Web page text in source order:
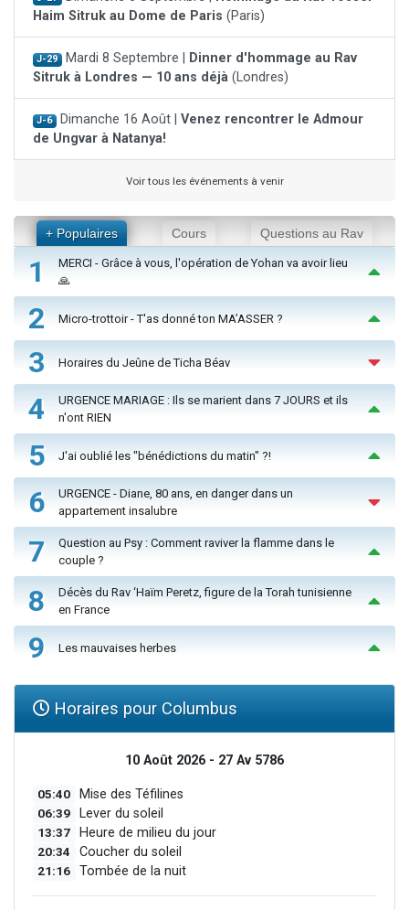
Haim Sitruk au Dome de Paris (Paris)
J-29 Mardi 8 Septembre | Dinner d'hommage au Rav
Sitruk à Londres — 10 ans déjà (Londres)
J-6 Dimanche 16 Août | Venez rencontrer le Admour
de Ungvar à Natanya!
Voir tous les événements à venir
+ Populaires Cours Questions au Rav
1
MERCI - Grâce à vous, l'opération de Yohan va avoir lieu
🙏
2 Micro-trottoir - T'as donné ton MA’ASSER ?
3 Horaires du Jeûne de Ticha Béav
4
URGENCE MARIAGE : Ils se marient dans 7 JOURS et ils
n'ont RIEN
5 J'ai oublié les "bénédictions du matin" ?!
6
URGENCE - Diane, 80 ans, en danger dans un
appartement insalubre
7
Question au Psy : Comment raviver la flamme dans le
couple ?
8
Décès du Rav ‘Haïm Peretz, figure de la Torah tunisienne
en France
9 Les mauvaises herbes
Horaires pour Columbus
10 Août 2026 - 27 Av 5786
05:40 Mise des Téfilines
06:39 Lever du soleil
13:37 Heure de milieu du jour
20:34 Coucher du soleil
21:16 Tombée de la nuit